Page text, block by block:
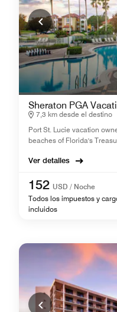
Sheraton PGA
7,3 km desde el destino
Port St. Lucie vacation
beaches of Florida's
Ver detalles
152 USD / Noche
Todos los impuestos y
incluidos